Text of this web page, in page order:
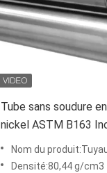
Tube sans soudure
nickel ASTM B163
UNS N08800 pour
température
Nom du produit:Tuyau
Densité:80,44 g/cm3